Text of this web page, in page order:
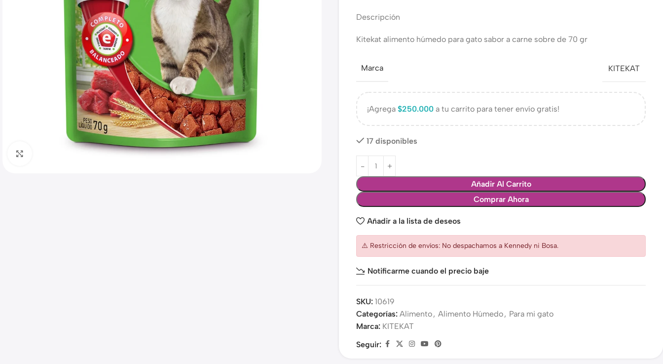
Haga clic para ampliar
Descripción
Kitekat alimento húmedo para gato sabor a carne sobre de 70 gr
Marca KITEKAT
¡Agrega $250.000 a tu carrito para tener envío gratis!
17 disponibles
Añadir Al Carrito
Comprar Ahora
Añadir a la lista de deseos
⚠️ Restricción de envíos: No despachamos a Kennedy ni Bosa.
Notificarme cuando el precio baje
SKU: 10619
Categorías: Alimento, Alimento Húmedo, Para mi gato
Marca: KITEKAT
Seguir: